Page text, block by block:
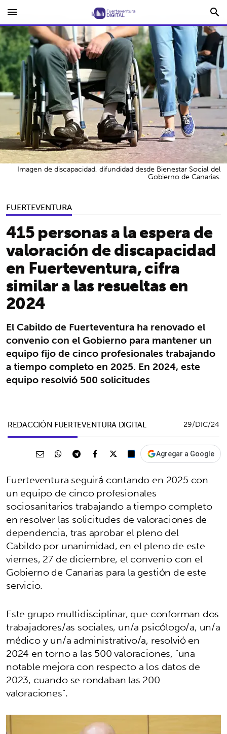
menu search
FUERTEVENTURA
415 personas a la espera de
valoración de discapacidad
en Fuerteventura, cifra
similar a las resueltas en
2024
El Cabildo de Fuerteventura ha renovado el
convenio con el Gobierno para mantener un
equipo fijo de cinco profesionales trabajando
a tiempo completo en 2025. En 2024, este
equipo resolvió 500 solicitudes
Imagen de discapacidad, difundidad desde Bienestar Social del
Gobierno de Canarias.
REDACCIÓN FUERTEVENTURA DIGITAL 29/DIC/24
Agregar a Google
Fuerteventura seguirá contando en 2025 con
un equipo de cinco profesionales
sociosanitarios trabajando a tiempo completo
en resolver las solicitudes de valoraciones de
dependencia, tras aprobar el pleno del
Cabildo por unanimidad, en el pleno de este
viernes, 27 de diciembre, el convenio con el
Gobierno de Canarias para la gestión de este
servicio.
Este grupo multidisciplinar, que conforman dos
trabajadores/as sociales, un/a psicólogo/a, un/a
médico y un/a administrativo/a, resolvió en
2024 en torno a las 500 valoraciones, "una
notable mejora con respecto a los datos de
2023, cuando se rondaban las 200
valoraciones”.